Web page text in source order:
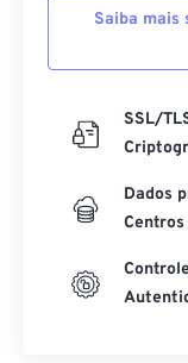
Saiba mais
SSL/
Dados
Centros